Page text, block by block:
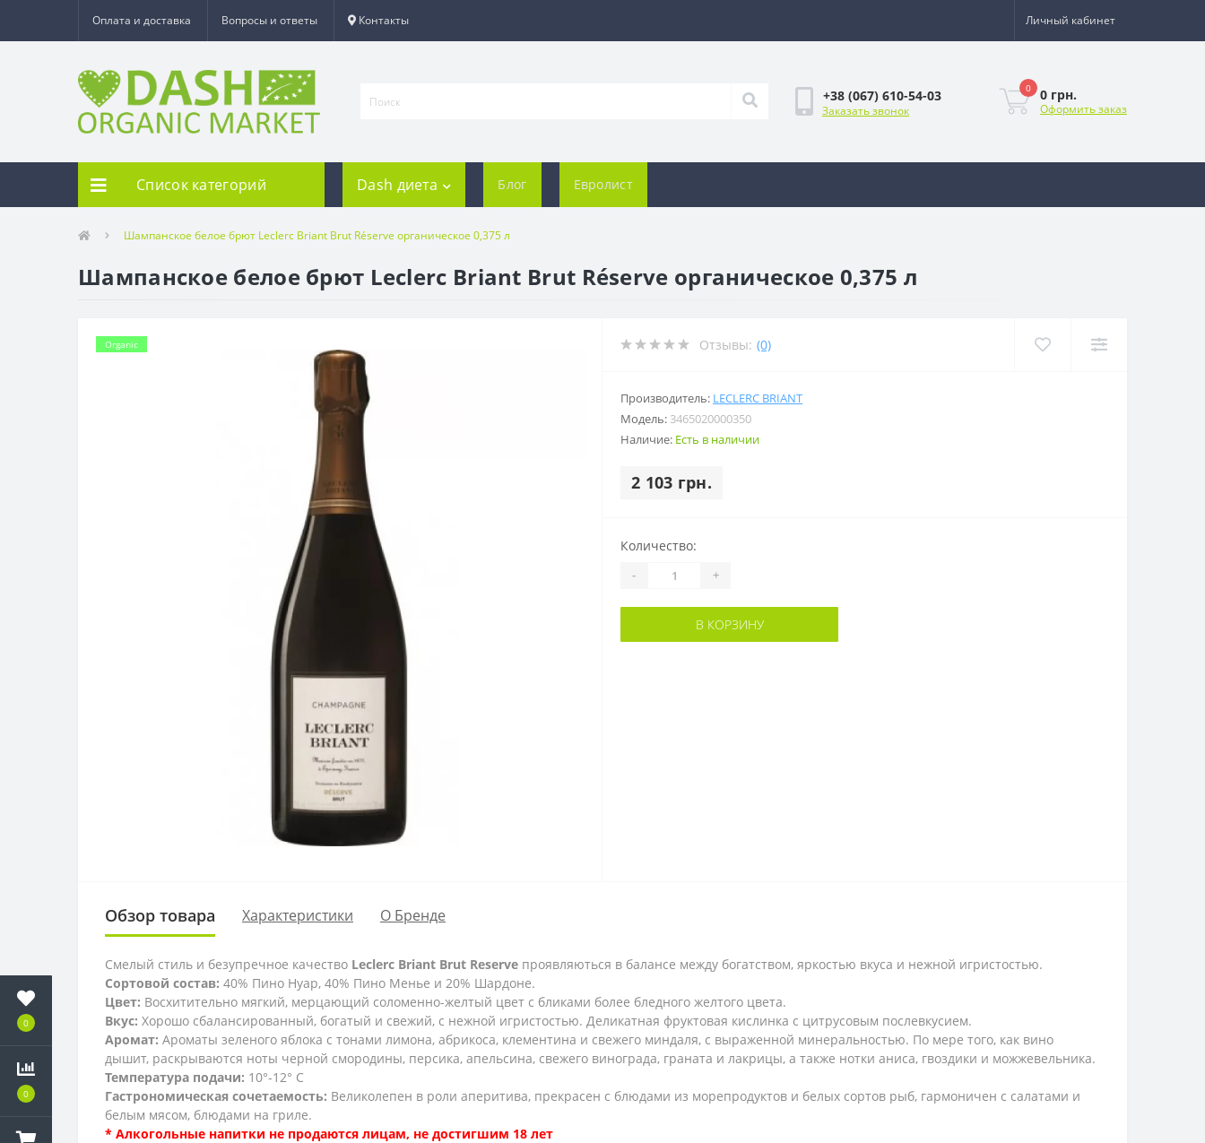
0
0
Оплата и доставка Вопросы и ответы Контакты Личный кабинет
+38 (067) 610-54-03
Заказать звонок
0 0 грн.
Оформить заказ
Список категорий Dash диета Блог Евролист
Шампанское белое брют Leclerc Briant Brut Réserve органическое 0,375 л
Шампанское белое брют Leclerc Briant Brut Réserve органическое 0,375 л
Organic Отзывы: (0)
Производитель: LECLERC BRIANT
Модель: 3465020000350
Наличие: Есть в наличии
2 103 грн.
Количество:
- +
В КОРЗИНУ
Обзор товара Характеристики О Бренде
Смелый стиль и безупречное качество Leclerc Briant Brut Reserve проявляються в балансе между богатством, яркостью вкуса и нежной игристостью.
Сортовой состав: 40% Пино Нуар, 40% Пино Менье и 20% Шардоне.
Цвет: Восхитительно мягкий, мерцающий соломенно-желтый цвет с бликами более бледного желтого цвета.
Вкус: Хорошо сбалансированный, богатый и свежий, с нежной игристостью. Деликатная фруктовая кислинка с цитрусовым послевкусием.
Аромат: Ароматы зеленого яблока с тонами лимона, абрикоса, клементина и свежего миндаля, с выраженной минеральностью. По мере того, как вино
дышит, раскрываются ноты черной смородины, персика, апельсина, свежего винограда, граната и лакрицы, а также нотки аниса, гвоздики и можжевельника.
Температура подачи: 10°-12° C
Гастрономическая сочетаемость: Великолепен в роли аперитива, прекрасен с блюдами из морепродуктов и белых сортов рыб, гармоничен с салатами и
белым мясом, блюдами на гриле.
* Алкогольные напитки не продаются лицам, не достигшим 18 лет